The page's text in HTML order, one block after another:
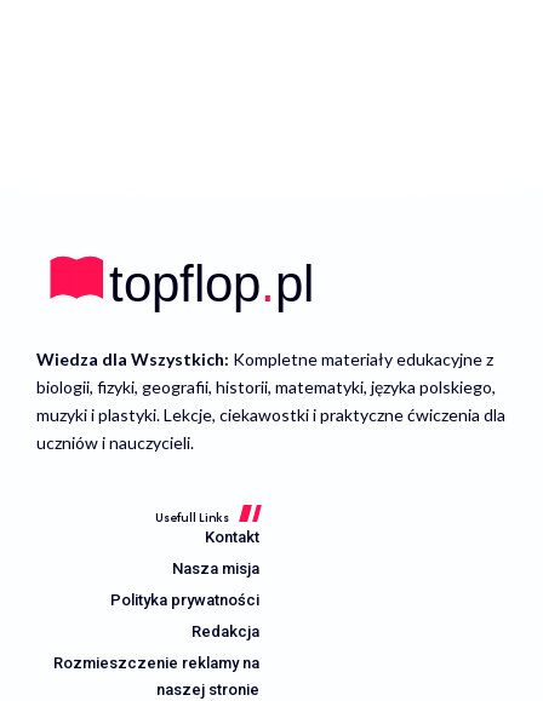
Wiedza dla Wszystkich: Kompletne materiały edukacyjne z
biologii, fizyki, geografii, historii, matematyki, języka polskiego,
muzyki i plastyki. Lekcje, ciekawostki i praktyczne ćwiczenia dla
uczniów i nauczycieli.
Usefull Links
Kontakt
Nasza misja
Polityka prywatności
Redakcja
Rozmieszczenie reklamy na
naszej stronie